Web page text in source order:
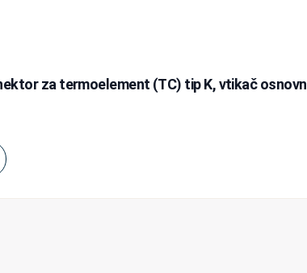
za termoelement (TC) tip K, vtikač